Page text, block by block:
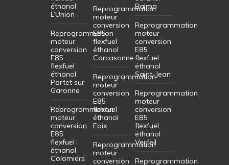
éthanol
L’Union
Reprogrammation
moteur
conversion
E85
flexfuel
éthanol
Portet sur
Garonne
Reprogrammation
moteur
conversion
E85
flexfuel
éthanol
Colomiers
Reprogrammation
moteur
conversion
E85
flexfuel
éthanol
Carcasonne
Reprogrammation
moteur
conversion
E85
flexfuel
éthanol
Foix
Reprogrammation
moteur
conversion
Balma
Reprogrammation
moteur
conversion
E85
flexfuel
éthanol
Saint-Jean
Reprogrammation
moteur
conversion
E85
flexfuel
éthanol
Verfeil
Reprogrammation